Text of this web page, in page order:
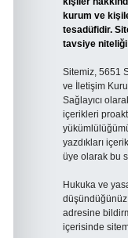
kurum ve
tesadüfidir.
tavsiye niteliği
Sitemiz, 5651
ve İletişim
Sağlayıcı
içerikleri
yazdıkları
üye olarak bu
Hukuka ve
adresine
içerisinde